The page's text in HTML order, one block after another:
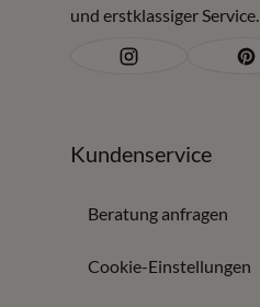
und erstklassiger Service.
Kundenservice
Beratung anfragen
Cookie-Einstellungen